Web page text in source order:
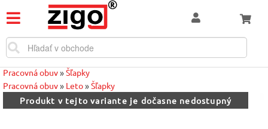
Pracovná obuv»Šľapky
Pracovná obuv» Leto»Šľapky
Produkt v tejto variante je dočasne nedostupný